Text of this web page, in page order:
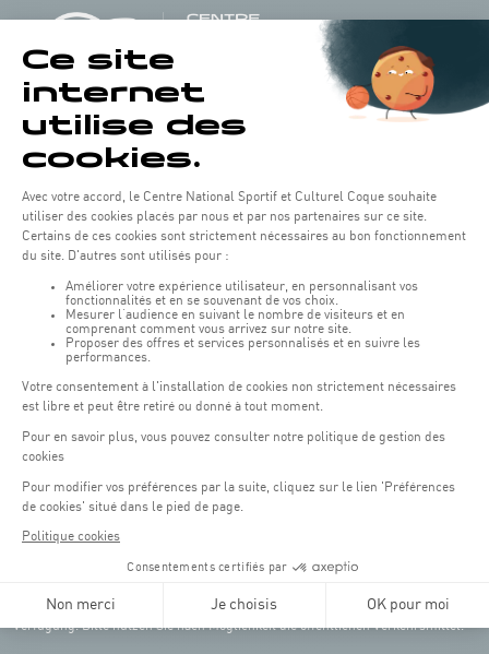
Öffnungszeiten von the Coque:
Montag - Freitag : 06:30 - 22:00 Uhr
Wochenende: 07:30 - 19:00 Uhr
Remember to check the opening hours of each activity.
Zugriff:
COQUE • 2, rue Léon Hengen, Luxembourg (L-1745)
Öffentliche Verkehrsmittel: Tram station "Coque"
Parkplätze
(1)
An Veranstaltungstagen in der Coque stehen nur begrenzt Parkplätze zur
Verfügung. Bitte nutzen Sie nach Möglichkeit die öffentlichen Verkehrsmittel.